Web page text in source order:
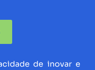
de inovar e